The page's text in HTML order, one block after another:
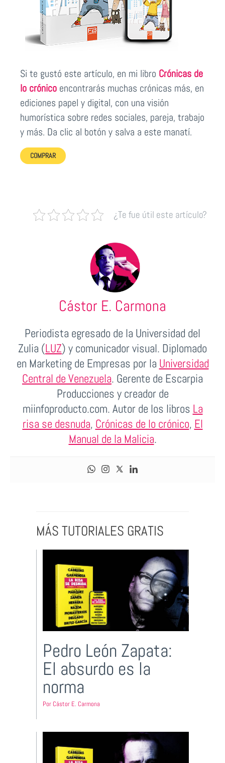
Si te gustó este artículo, en mi libro Crónicas de
lo crónico encontrarás muchas crónicas más, en
ediciones papel y digital, con una visión
humorística sobre redes sociales, pareja, trabajo
y más. Da clic al botón y salva a este manatí.
COMPRAR
¿Te fue útil este artículo?
Cástor E. Carmona
Periodista egresado de la Universidad del
Zulia (LUZ) y comunicador visual. Diplomado
en Marketing de Empresas por la Universidad
Central de Venezuela. Gerente de Escarpia
Producciones y creador de
miinfoproducto.com. Autor de los libros La
risa se desnuda, Crónicas de lo crónico, El
Manual de la Malicia.
MÁS TUTORIALES GRATIS
Pedro León Zapata:
El absurdo es la
norma
Por Cástor E. Carmona